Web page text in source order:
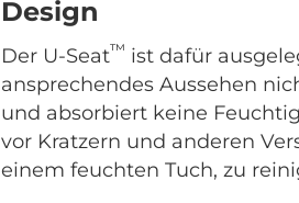
Design
Der U-Seat™ ist dafür
ansprechendes Aussehen
und absorbiert keine
vor Kratzern und anderen
einem feuchten Tuch, zu